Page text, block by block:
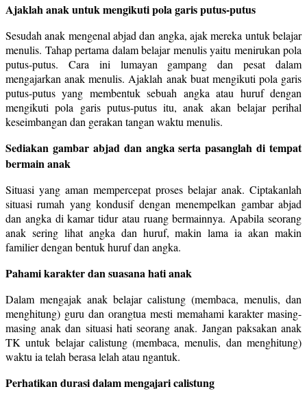
Ajaklah anak untuk mengikuti pola garis putus-putus
Sesudah anak mengenal abjad dan angka, ajak mereka untuk belajar
menulis. Tahap pertama dalam belajar menulis yaitu menirukan pola
putus-putus. Cara ini lumayan gampang dan pesat dalam
mengajarkan anak menulis. Ajaklah anak buat mengikuti pola garis
putus-putus yang membentuk sebuah angka atau huruf dengan
mengikuti pola garis putus-putus itu, anak akan belajar perihal
keseimbangan dan gerakan tangan waktu menulis.
Sediakan gambar abjad dan angka serta pasanglah di tempat
bermain anak
Situasi yang aman mempercepat proses belajar anak. Ciptakanlah
situasi rumah yang kondusif dengan menempelkan gambar abjad
dan angka di kamar tidur atau ruang bermainnya. Apabila seorang
anak sering lihat angka dan huruf, makin lama ia akan makin
familier dengan bentuk huruf dan angka.
Pahami karakter dan suasana hati anak
Dalam mengajak anak belajar calistung (membaca, menulis, dan
menghitung) guru dan orangtua mesti memahami karakter masing-
masing anak dan situasi hati seorang anak. Jangan paksakan anak
TK untuk belajar calistung (membaca, menulis, dan menghitung)
waktu ia telah berasa lelah atau ngantuk.
Perhatikan durasi dalam mengajari calistung